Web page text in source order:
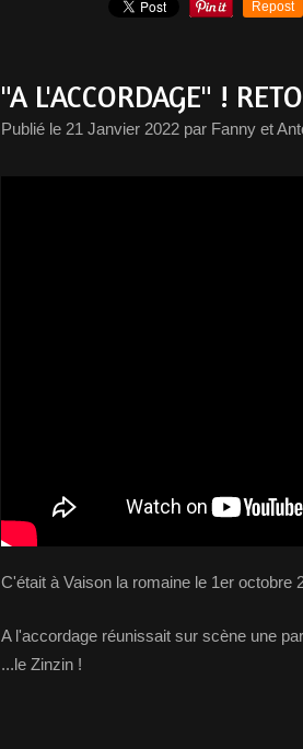
Repost
"A L'ACCORDAGE" !
Publié le 21 Janvier 2022 par Fanny et
C'était à Vaison la romaine le 1er octobre
A l'accordage réunissait sur scène une
...le Zinzin !